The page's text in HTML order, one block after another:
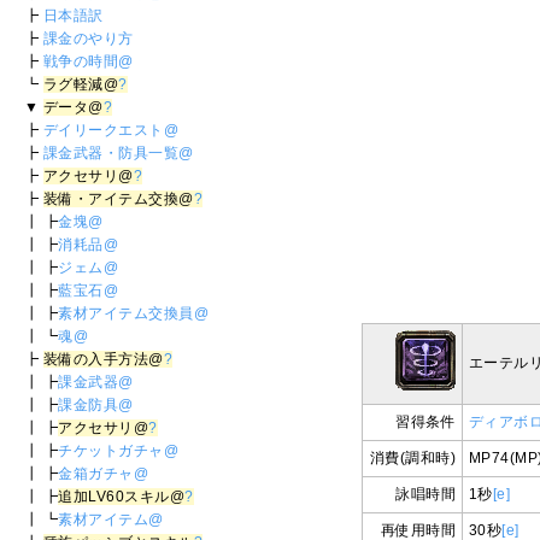
エーテル
習得条件 ディアボ
消費(調和時)
詠唱時間 1秒 [e]
再使用時間 30秒[e]
┣ 日本語訳
┣ 課金のやり方
┣ 戦争の時間@
┗ ラグ軽減@?
▼ データ@?
┣ デイリークエスト@
┣ 課金武器・防具一覧@
┣ アクセサリ@?
┣ 装備・アイテム交換@?
┃ ┣金塊@
┃ ┣消耗品@
┃ ┣ジェム@
┃ ┣藍宝石@
┃ ┣素材アイテム交換員@
┃ ┗魂@
┣ 装備の入手方法@?
┃ ┣課金武器@
┃ ┣課金防具@
┃ ┣アクセサリ@?
┃ ┣チケットガチャ@
┃ ┣金箱ガチャ@
┃ ┣追加LV60スキル@?
┃ ┗素材アイテム@